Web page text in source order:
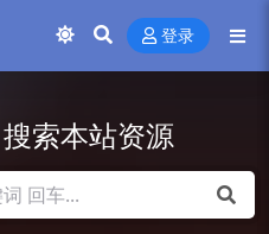
登录
索本站资源